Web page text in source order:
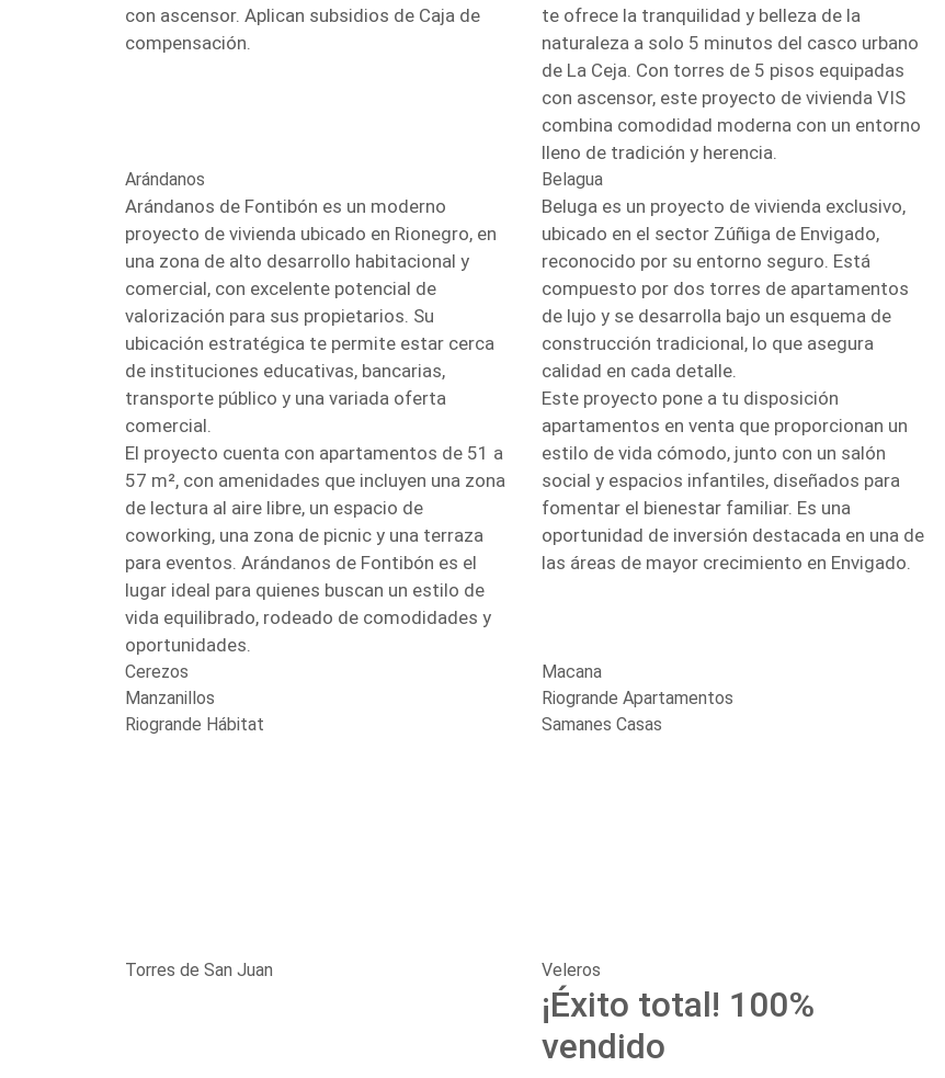
con ascensor. Aplican subsidios de Caja de
compensación.
te ofrece la tranquilidad y belleza de la
naturaleza a solo 5 minutos del casco urbano
de La Ceja. Con torres de 5 pisos equipadas
con ascensor, este proyecto de vivienda VIS
combina comodidad moderna con un entorno
lleno de tradición y herencia.
Arándanos
Arándanos de Fontibón es un moderno
proyecto de vivienda ubicado en Rionegro, en
una zona de alto desarrollo habitacional y
comercial, con excelente potencial de
valorización para sus propietarios. Su
ubicación estratégica te permite estar cerca
de instituciones educativas, bancarias,
transporte público y una variada oferta
comercial.
El proyecto cuenta con apartamentos de 51 a
57 m², con amenidades que incluyen una zona
de lectura al aire libre, un espacio de
coworking, una zona de picnic y una terraza
para eventos. Arándanos de Fontibón es el
lugar ideal para quienes buscan un estilo de
vida equilibrado, rodeado de comodidades y
oportunidades.
Belagua
Beluga es un proyecto de vivienda exclusivo,
ubicado en el sector Zúñiga de Envigado,
reconocido por su entorno seguro. Está
compuesto por dos torres de apartamentos
de lujo y se desarrolla bajo un esquema de
construcción tradicional, lo que asegura
calidad en cada detalle.
Este proyecto pone a tu disposición
apartamentos en venta que proporcionan un
estilo de vida cómodo, junto con un salón
social y espacios infantiles, diseñados para
fomentar el bienestar familiar. Es una
oportunidad de inversión destacada en una de
las áreas de mayor crecimiento en Envigado.
Cerezos Macana
Manzanillos
Riogrande Apartamentos
Riogrande Hábitat
Samanes Casas
Torres de San Juan Veleros
¡Éxito total! 100%
vendido